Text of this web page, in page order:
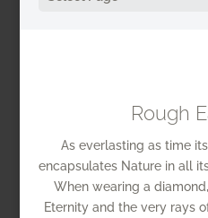
Rough
As everlasting as time
encapsulates Nature in all
When wearing a
Eternity and the very rays